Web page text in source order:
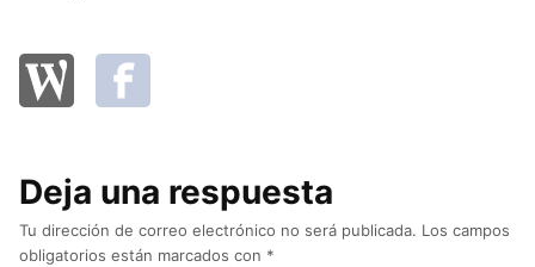
Deja una respuesta
Tu dirección de correo electrónico no será publicada. Los campos
obligatorios están marcados con *